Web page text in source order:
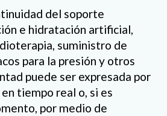
del soporte
e hidratación artificial,
suministro de
para la presión y otros
puede ser expresada por
tiempo real o, si es
por medio de